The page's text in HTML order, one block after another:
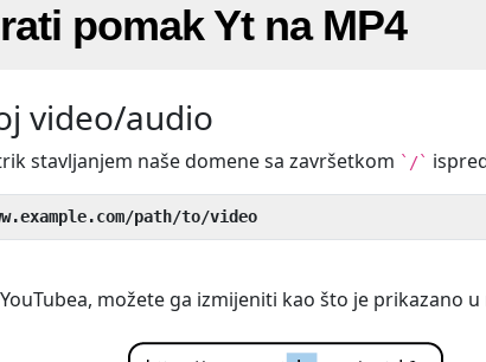
pomak Yt na MP4
video/audio
stavljanjem naše domene sa završetkom `/`
path/to/video
možete ga izmijeniti kao što je prikazano